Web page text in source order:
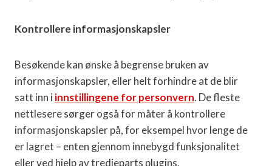
Kontrollere informasjonskapsler
Besøkende kan ønske å begrense bruken av
informasjonskapsler, eller helt forhindre at de blir
satt inn iinnstillingene for personvern. De fleste
nettlesere sørger også for måter å kontrollere
informasjonskapsler på, for eksempel hvor lenge de
er lagret – enten gjennom innebygd funksjonalitet
eller ved hjelp av tredjeparts plugins.